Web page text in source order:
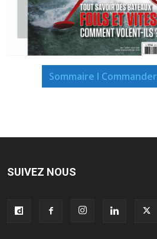
Sommaire I Commander
SUIVEZ NOUS